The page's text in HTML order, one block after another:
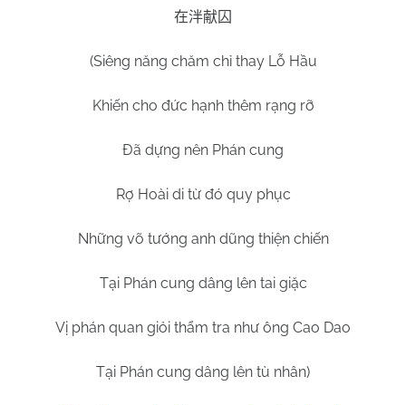
在泮献囚
(Siêng năng chăm chỉ thay Lỗ Hầu
Khiến cho đức hạnh thêm rạng rỡ
Đã dựng nên Phán cung
Rợ Hoài di từ đó quy phục
Những võ tướng anh dũng thiện chiến
Tại Phán cung dâng lên tai giặc
Vị phán quan giỏi thẩm tra như ông Cao Dao
Tại Phán cung dâng lên tù nhân)